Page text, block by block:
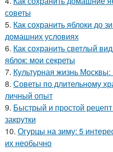
советы
5. Как сохранить яблоки до
домашних условиях
6. Как сохранить светлый
яблок: мои секреты
7. Культурная жизнь
8. Советы по длительному
личный опыт
9. Быстрый и простой
закрутки
10. Огурцы на зиму: 5
их необычно